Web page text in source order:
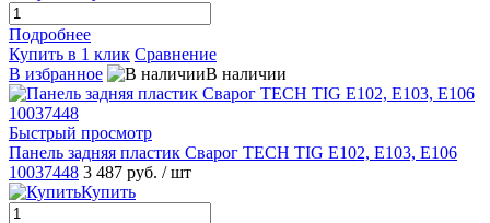
Подробнее
Купить в 1 клик Сравнение
В избранное
В наличии
Быстрый просмотр
Панель задняя пластик Сварог TECH TIG E102, E103, E106
10037448 3 487 руб. / шт
Купить